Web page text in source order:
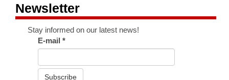
Newsletter
Stay informed on our latest news!
E-mail*
Subscribe